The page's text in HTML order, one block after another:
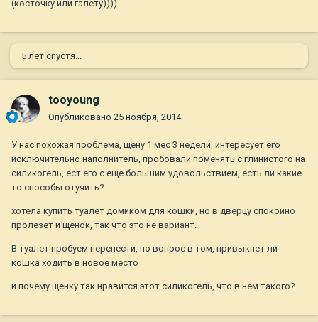
(косточку или галету)))).
5 лет спустя...
tooyoung
Опубликовано 25 ноября, 2014
У нас похожая проблема, щену 1 мес 3 недели, интересует его
исключительно наполнитель, пробовали поменять с глинистого на
силикогель, ест его с еще большим удовольствием, есть ли какие
то способы отучить?
хотела купить туалет домиком для кошки, но в дверцу спокойно
пролезет и щенок, так что это не вариант.
В туалет пробуем перенести, но вопрос в том, привыкнет ли
кошка ходить в новое место
и почему щенку так нравится этот силикогель, что в нем такого?